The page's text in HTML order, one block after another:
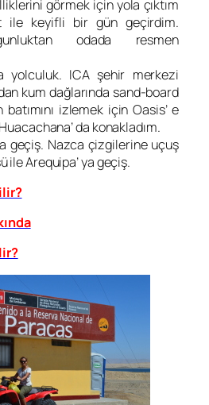
görmek için yola çıktım
ile keyifli bir gün geçirdim.
odada resmen
yolculuk. ICA şehir merkezi
kum dağlarında sand-board
izlemek için Oasis’ e
da konakladım.
geçiş. Nazca çizgilerine uçuş
ile Arequipa’ ya geçiş.